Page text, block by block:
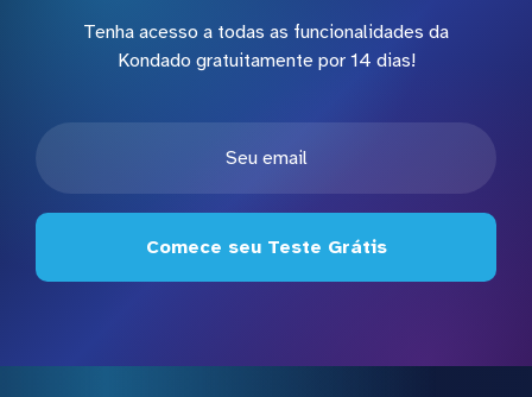
Tenha acesso a todas as funcionalidades da
Kondado gratuitamente por 14 dias!
Comece seu Teste Grátis